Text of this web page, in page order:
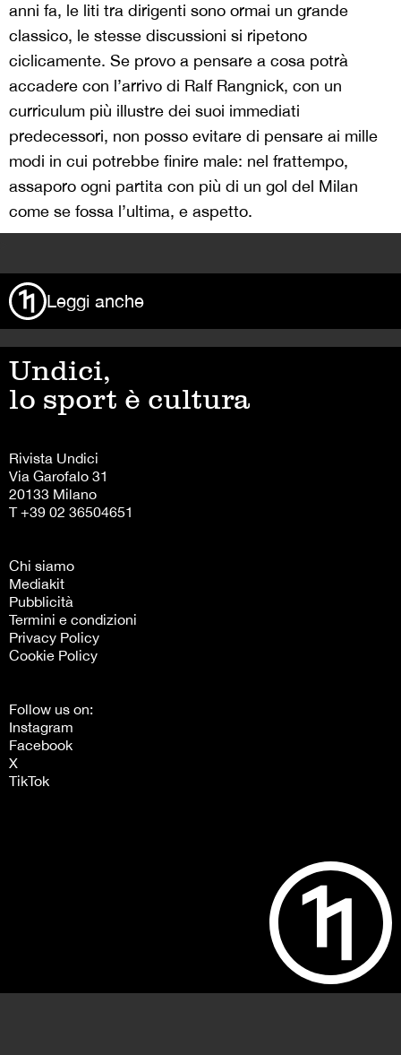
anni fa, le liti tra dirigenti sono ormai un grande
classico, le stesse discussioni si ripetono
ciclicamente. Se provo a pensare a cosa potrà
accadere con l’arrivo di Ralf Rangnick, con un
curriculum più illustre dei suoi immediati
predecessori, non posso evitare di pensare ai mille
modi in cui potrebbe finire male: nel frattempo,
assaporo ogni partita con più di un gol del Milan
come se fossa l’ultima, e aspetto.
Leggi anche
Undici,
lo sport è cultura
Rivista Undici
Via Garofalo 31
20133 Milano
T +39 02 36504651
Chi siamo
Mediakit
Pubblicità
Termini e condizioni
Privacy Policy
Cookie Policy
Follow us on:
Instagram
Facebook
X
TikTok